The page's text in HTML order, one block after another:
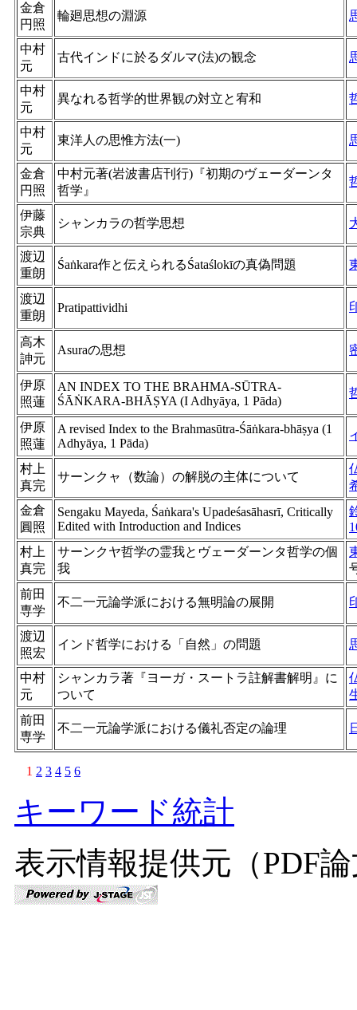
金倉
円照
輪廻思想の淵源
中村
元
古代インドに於るダルマ(法)の観念
中村
元
異なれる哲学的世界観の対立と宥和
中村
元
東洋人の思惟方法(一)
金倉
円照
中村元著(岩波書店刊行)『初期のヴェーダーンタ
哲学』
伊藤
宗典
シャンカラの哲学思想
渡辺
重朗
Śaṅkara作と伝えられるŚataślokīの真偽問題
渡辺
重朗
Pratipattividhi
高木
訷元
Asuraの思想
伊原
照蓮
AN INDEX TO THE BRAHMA-SŪTRA-
ŚĀṄKARA-BHĀṢYA (I Adhyāya, 1 Pāda)
伊原
照蓮
A revised Index to the Brahmasūtra-Śāṅkara-bhāṣya (1
Adhyāya, 1 Pāda)
村上
真完
サーンクャ（数論）の解脱の主体について
金倉
圓照
Sengaku Mayeda, Śaṅkara's Upadeśasāhasrī, Critically
Edited with Introduction and Indices
村上
真完
サーンクヤ哲学の霊我とヴェーダーンタ哲学の個
我
前田
専学
不二一元論学派における無明論の展開
渡辺
照宏
インド哲学における「自然」の問題
中村
元
シャンカラ著『ヨーガ・スートラ註解書解明』に
ついて
前田
専学
不二一元論学派における儀礼否定の論理
1 2 3 4 5 6
キーワード統計
表示情報提供元（PDF